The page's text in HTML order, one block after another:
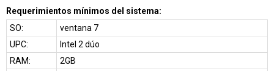
Requerimientos mínimos del sistema:
SO:
ventana 7
UPC:
Intel 2 dúo
RAM:
2GB